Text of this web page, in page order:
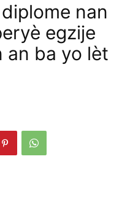
nan
egzije
an ba yo lèt